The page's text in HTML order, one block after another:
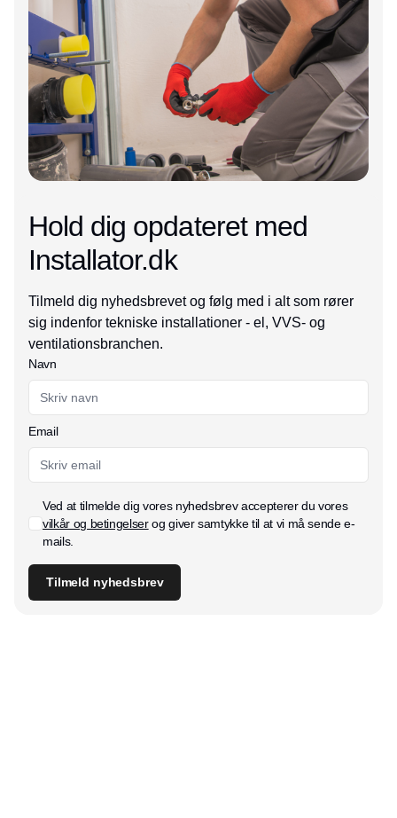
Hold dig opdateret med
Installator.dk
Tilmeld dig nyhedsbrevet og følg med i alt som rører
sig indenfor tekniske installationer - el, VVS- og
ventilationsbranchen.
Navn
Email
Ved at tilmelde dig vores nyhedsbrev accepterer du vores
vilkår og betingelserog giver samtykke til at vi må sende e-
mails.
Tilmeld nyhedsbrev